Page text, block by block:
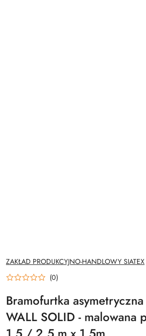
NAZWA
PRODUCENTA:
ZAKŁAD PRODUKCYJNO-HANDLOWY SIATEX
(0)
Bramofurtka
WALL SOLID - malowana